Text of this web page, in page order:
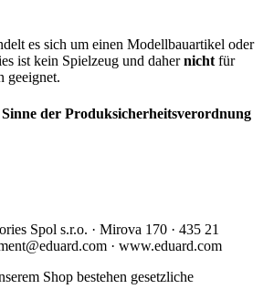
es sich um einen Modellbauartikel oder
ist kein Spielzeug und dahernicht für
geeignet.
der Produksicherheitsverordnung
Spol s.r.o. · Mirova 170 · 435 21
· www.eduard.com
Shop bestehen gesetzliche